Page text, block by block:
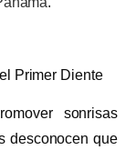
Primer Diente
sonrisas
desconocen que